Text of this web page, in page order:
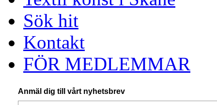
Sök hit
Kontakt
FÖR MEDLEMMAR
Anmäl dig till vårt nyhetsbrev